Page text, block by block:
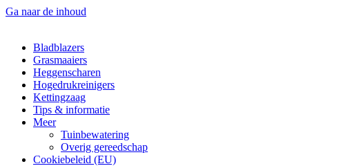
Ga naar de inhoud
Bladblazers
Grasmaaiers
Heggenscharen
Hogedrukreinigers
Kettingzaag
Tips & informatie
Meer
Tuinbewatering
Overig gereedschap
Cookiebeleid (EU)